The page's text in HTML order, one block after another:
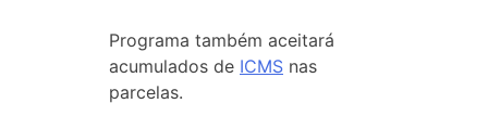
Programa também aceitará
acumulados de ICMS nas
parcelas.